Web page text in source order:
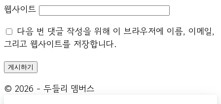
웹사이트
다음 번 댓글 작성을 위해 이 브라우저에 이름, 이메일,
그리고 웹사이트를 저장합니다.
© 2026 - 두들리 멤버스